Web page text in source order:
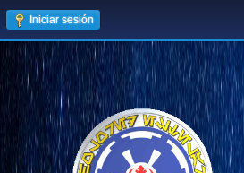
Iniciar sesión